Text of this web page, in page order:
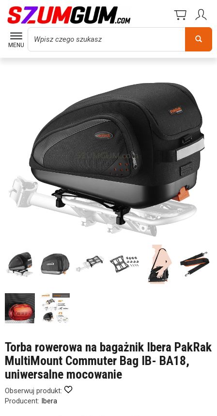
MENU
Wyszukaj
Torba rowerowa na bagażnik Ibera PakRak
MultiMount Commuter Bag IB- BA18,
uniwersalne mocowanie
Obserwuj produkt:
Producent: Ibera